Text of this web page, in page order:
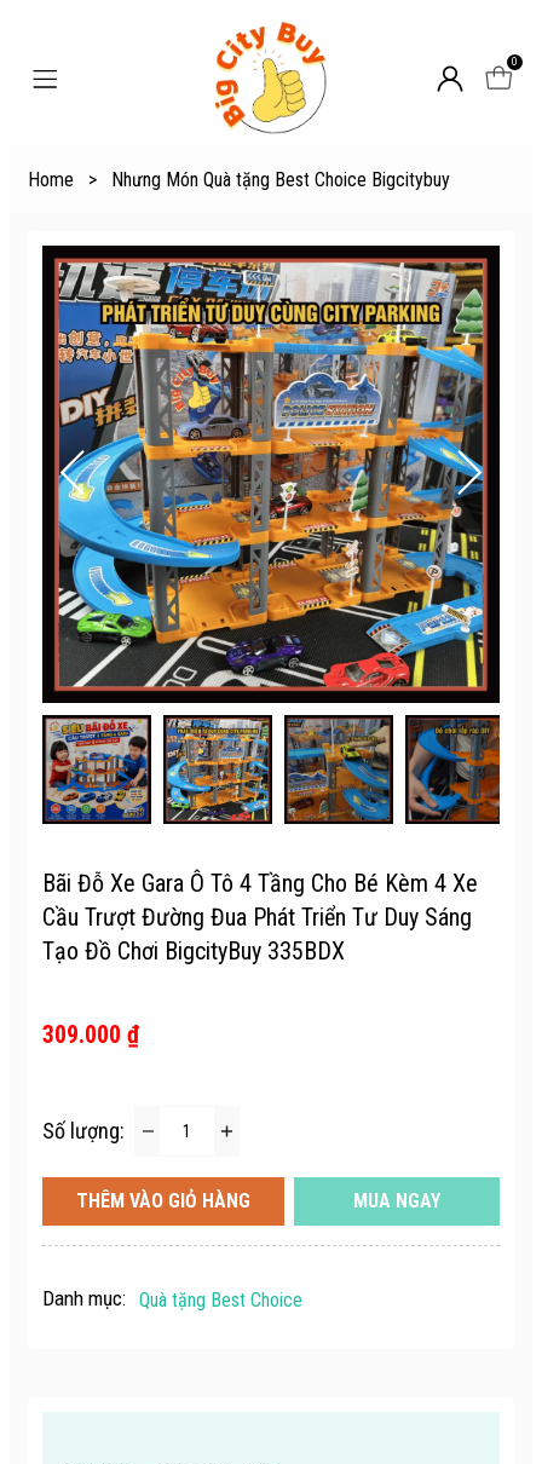
0
Home > Nhưng Món Quà tặng Best Choice Bigcitybuy
Bãi Đỗ Xe Gara Ô Tô 4 Tầng Cho Bé Kèm 4 Xe
Cầu Trượt Đường Đua Phát Triển Tư Duy Sáng
Tạo Đồ Chơi BigcityBuy 335BDX
309.000 ₫
Số lượng:
THÊM VÀO GIỎ HÀNG MUA NGAY
Danh mục: Quà tặng Best Choice